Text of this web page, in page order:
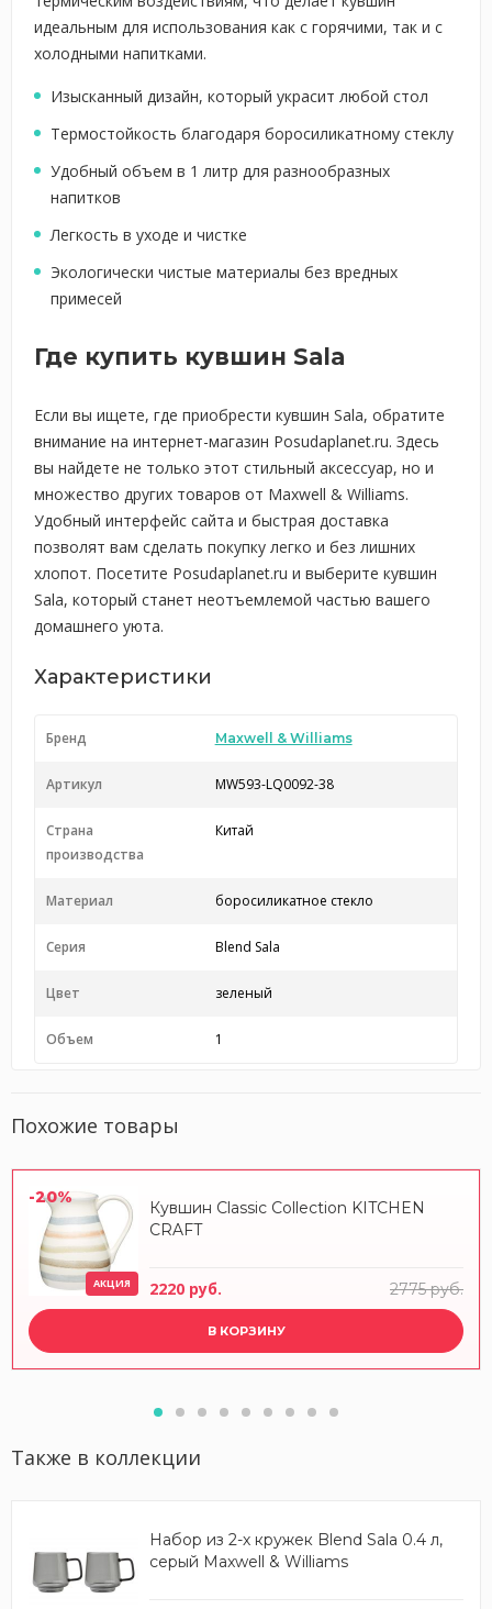
идеальным для использования как с горячими, так и с
холодными напитками.
Изысканный дизайн, который украсит любой стол
Термостойкость благодаря боросиликатному стеклу
Удобный объем в 1 литр для разнообразных
напитков
Легкость в уходе и чистке
Экологически чистые материалы без вредных
примесей
Где купить кувшин Sala
Если вы ищете, где приобрести кувшин Sala, обратите
внимание на интернет-магазин Posudaplanet.ru. Здесь
вы найдете не только этот стильный аксессуар, но и
множество других товаров от Maxwell & Williams.
Удобный интерфейс сайта и быстрая доставка
позволят вам сделать покупку легко и без лишних
хлопот. Посетите Posudaplanet.ru и выберите кувшин
Sala, который станет неотъемлемой частью вашего
домашнего уюта.
Характеристики
Бренд Maxwell & Williams
Артикул MW593-LQ0092-38
Страна
производства
Китай
Материал боросиликатное стекло
Серия Blend Sala
Цвет зеленый
Объем 1
Похожие товары
-20%
АКЦИЯ
Кувшин Classic Collection KITCHEN
CRAFT
2220 руб. 2775 руб.
В КОРЗИНУ
Также в коллекции
Набор из 2-х кружек Blend Sala 0.4 л,
серый Maxwell & Williams